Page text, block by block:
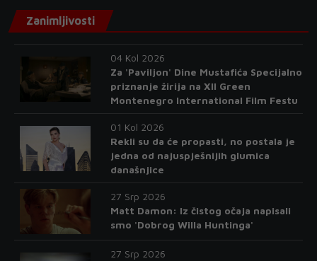
Zanimljivosti
04 Kol 2026
Za 'Paviljon' Dine Mustafića Specijalno
priznanje žirija na XII Green
Montenegro International Film Festu
01 Kol 2026
Rekli su da će propasti, no postala je
jedna od najuspješnijih glumica
današnjice
27 Srp 2026
Matt Damon: Iz čistog očaja napisali
smo 'Dobrog Willa Huntinga'
27 Srp 2026